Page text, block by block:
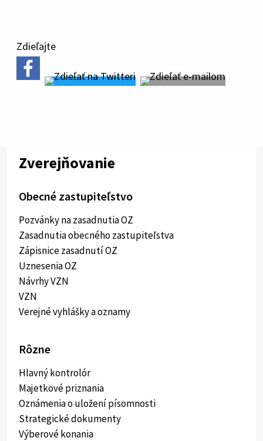
Zdieľajte
Zverejňovanie
Obecné zastupiteľstvo
Pozvánky na zasadnutia OZ
Zasadnutia obecného zastupiteľstva
Zápisnice zasadnutí OZ
Uznesenia OZ
Návrhy VZN
VZN
Verejné vyhlášky a oznamy
Rôzne
Hlavný kontrolór
Majetkové priznania
Oznámenia o uložení písomnosti
Strategické dokumenty
Výberové konania